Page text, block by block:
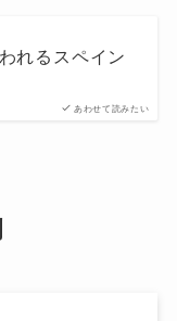
あわせて読みたい
れるスペイン